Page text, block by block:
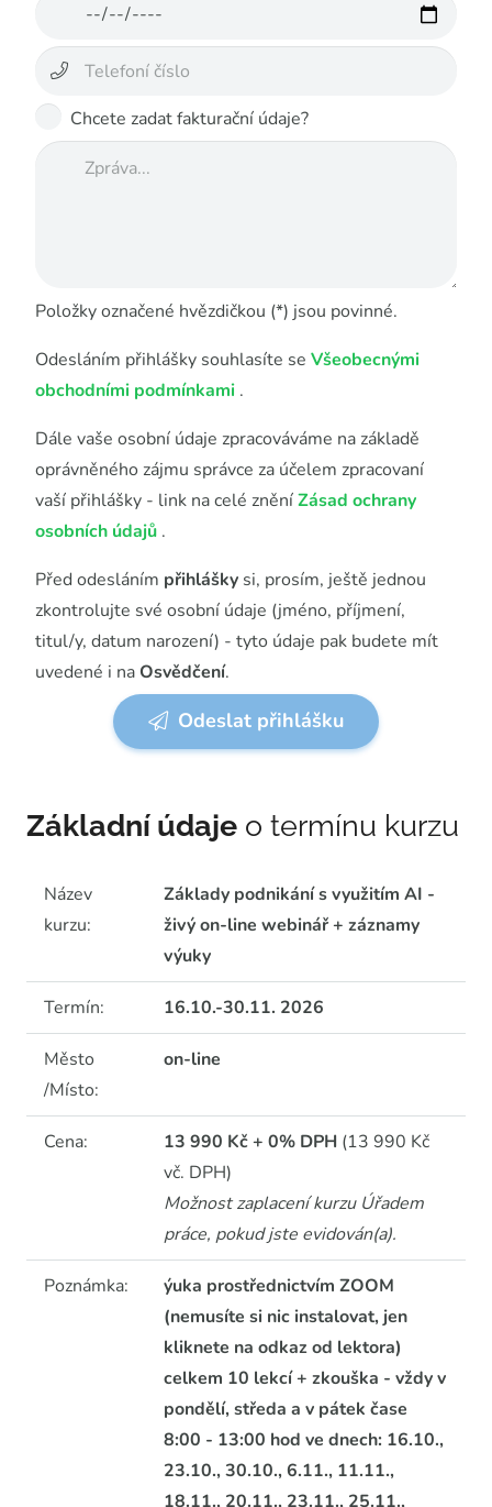
Chcete zadat fakturační údaje?
Položky označené hvězdičkou (*) jsou povinné.
Odesláním přihlášky souhlasíte se Všeobecnými
obchodními podmínkami .
Dále vaše osobní údaje zpracováváme na základě
oprávněného zájmu správce za účelem zpracovaní
vaší přihlášky - link na celé zněníZásad ochrany
osobních údajů .
Před odesláním přihlášky si, prosím, ještě jednou
zkontrolujte své osobní údaje (jméno, příjmení,
titul/y, datum narození) - tyto údaje pak budete mít
uvedené i na Osvědčení.
Odeslat přihlášku
Základní údaje o termínu kurzu
Název
kurzu:
Základy podnikání s využitím AI -
živý on-line webinář + záznamy
výuky
Termín: 16.10.-30.11. 2026
Město
/Místo:
on-line
Cena: 13 990 Kč + 0% DPH (13 990 Kč
vč. DPH)
Možnost zaplacení kurzu Úřadem
práce, pokud jste evidován(a).
Poznámka:
ýuka prostřednictvím ZOOM
(nemusíte si nic instalovat, jen
kliknete na odkaz od lektora)
celkem 10 lekcí + zkouška - vždy v
pondělí, středa a v pátek čase
8:00 - 13:00 hod ve dnech: 16.10.,
23.10., 30.10., 6.11., 11.11.,
18.11., 20.11., 23.11., 25.11.,